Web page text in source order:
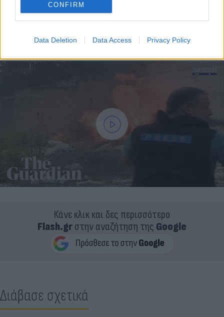
CONFIRM
Data Deletion Data Access Privacy Policy
Κάνε κλικ και δες περισσότερο
Flash.grστην αναζήτηση της Google
Διάβασε σχετικά